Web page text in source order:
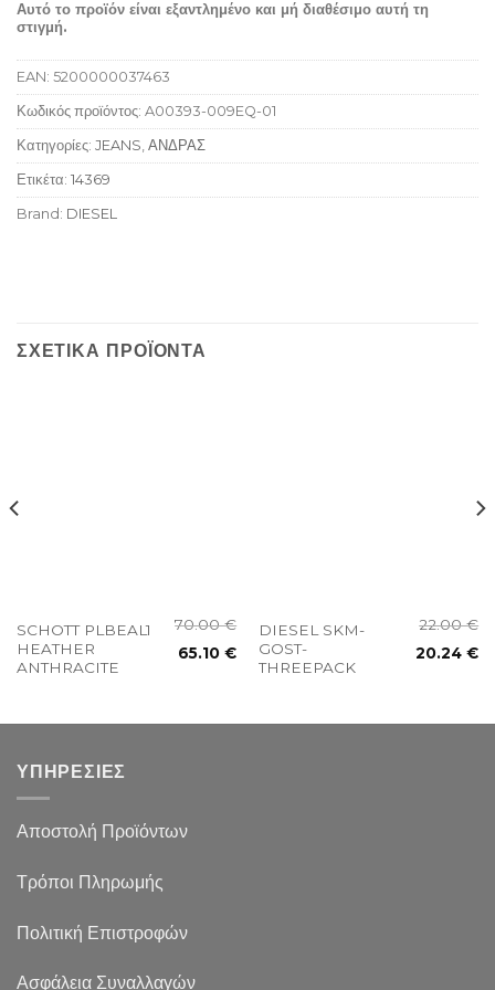
Αυτό το προϊόν είναι εξαντλημένο και μή διαθέσιμο αυτή τη
στιγμή.
EAN: 5200000037463
Κωδικός προϊόντος: A00393-009EQ-01
Κατηγορίες: JEANS, ΑΝΔΡΑΣ
Ετικέτα: 14369
Brand: DIESEL
ΣΧΕΤΙΚΆ ΠΡΟΪΌΝΤΑ
SCHOTT PLBEAL1
HEATHER
ANTHRACITE
70.00€
65.10€
DIESEL SKM-
GOST-
THREEPACK
22.00€
20.24€
ΥΠΗΡΕΣΙΕΣ
Αποστολή Προϊόντων
Τρόποι Πληρωμής
Πολιτική Επιστροφών
Ασφάλεια Συναλλαγών